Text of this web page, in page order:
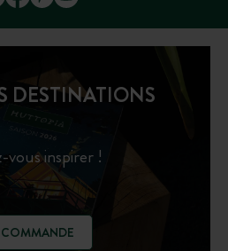
DESTINATIONS
vous inspirer !